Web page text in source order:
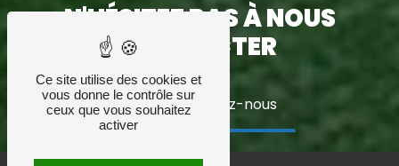
N'HÉSITEZ PAS À NOUS
CONTACTER
Contactez-nous
Ce site utilise des cookies et
vous donne le contrôle sur
ceux que vous souhaitez
activer